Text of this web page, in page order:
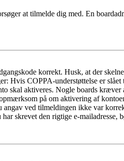
at tilmelde dig med. En
korrekt. Husk, at der
Hvis COPPA-understøttelse er
skal aktiveres. Nogle boards kræver
på om aktivering af
ved tilmeldingen ikke var
skrevet den rigtige e-mailadresse,